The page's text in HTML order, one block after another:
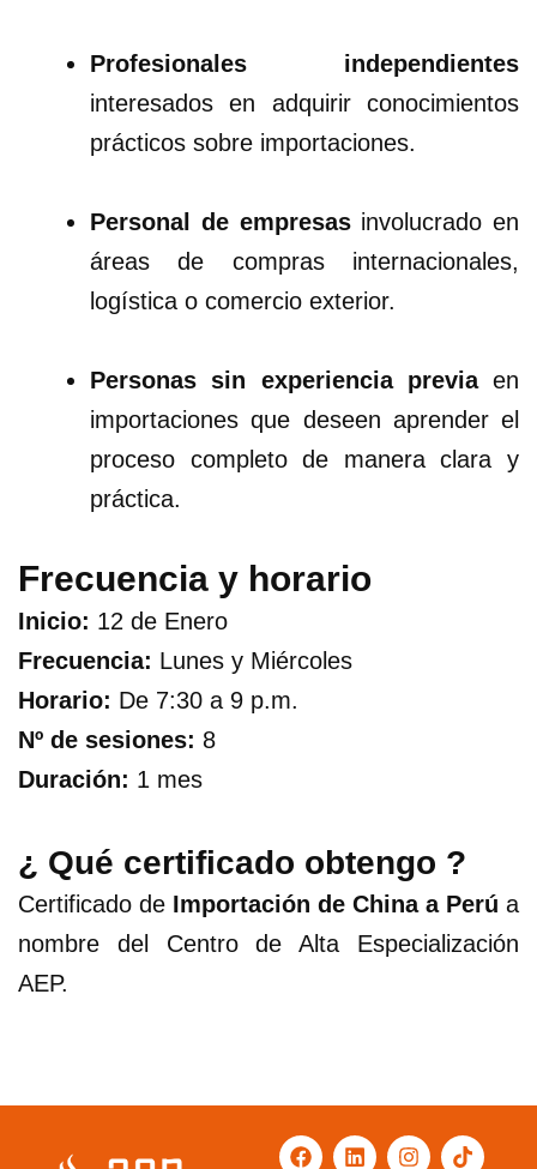
Profesionales independientes
interesados en adquirir conocimientos
prácticos sobre importaciones.
Personal de empresasinvolucrado en
áreas de compras internacionales,
logística o comercio exterior.
Personas sin experiencia previaen
importaciones que deseen aprender el
proceso completo de manera clara y
práctica.
Frecuencia y horario
Inicio: 12 de Enero
Frecuencia: Lunes y Miércoles
Horario: De 7:30 a 9 p.m.
Nº de sesiones: 8
Duración: 1 mes
¿ Qué certificado obtengo ?
Certificado de Importación de China a Perú a
nombre del Centro de Alta Especialización
AEP.
F
L
I
T
Y